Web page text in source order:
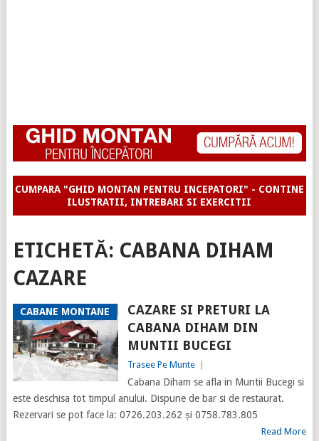
CUMPARA "GHID MONTAN PENTRU INCEPATORI" - CONTINE
ILUSTRATII, INTREBARI SI EXERCITII
ETICHETĂ: CABANA DIHAM
CAZARE
CABANE MONTANE
CAZARE SI PRETURI LA
CABANA DIHAM DIN
MUNTII BUCEGI
Trasee Pe Munte
Cabana Diham se afla in Muntii Bucegi si
este deschisa tot timpul anului. Dispune de bar si de restaurat.
Rezervari se pot face la: 0726.203.262 și 0758.783.805
Read More